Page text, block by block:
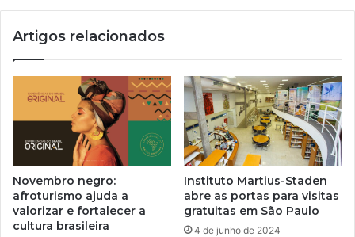
Artigos relacionados
Novembro negro:
afroturismo ajuda a
valorizar e fortalecer a
cultura brasileira
Instituto Martius-Staden
abre as portas para visitas
gratuitas em São Paulo
4 de junho de 2024